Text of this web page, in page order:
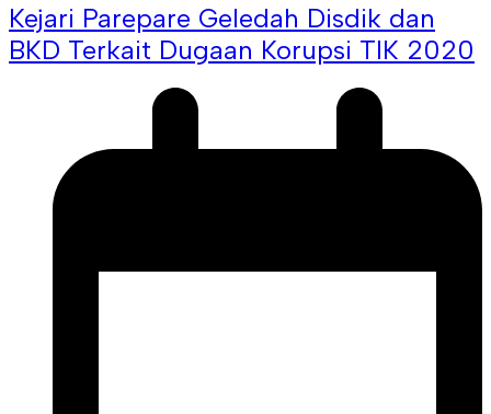
Kejari Parepare Geledah Disdik dan
BKD Terkait Dugaan Korupsi TIK 2020